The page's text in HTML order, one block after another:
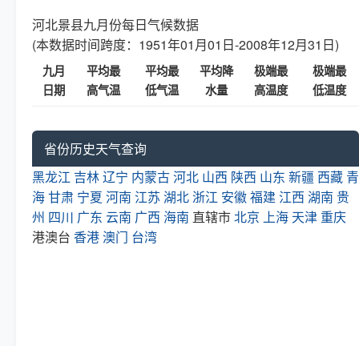
河北景县九月份每日气候数据
(本数据时间跨度：1951年01月01日-2008年12月31日)
九月
日期
平均最
高气温
平均最
低气温
平均降
水量
极端最
高温度
极端最
低温度
省份历史天气查询
黑龙江 吉林辽宁 内蒙古河北 山西 陕西 山东 新疆 西藏 青
海甘肃 宁夏 河南 江苏 湖北 浙江 安徽福建 江西 湖南 贵
州 四川 广东 云南 广西 海南 直辖市北京 上海 天津 重庆
港澳台 香港澳门 台湾